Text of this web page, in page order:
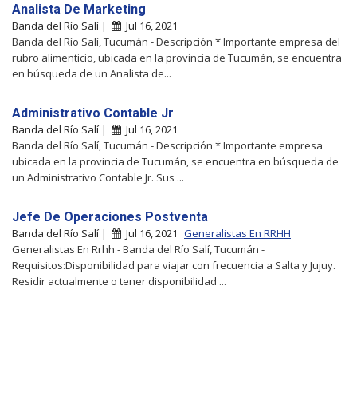
Analista De Marketing
Banda del Río Salí |
Jul 16, 2021
Banda del Río Salí, Tucumán - Descripción * Importante empresa del
rubro alimenticio, ubicada en la provincia de Tucumán, se encuentra
en búsqueda de un Analista de...
Administrativo Contable Jr
Banda del Río Salí |
Jul 16, 2021
Banda del Río Salí, Tucumán - Descripción * Importante empresa
ubicada en la provincia de Tucumán, se encuentra en búsqueda de
un Administrativo Contable Jr. Sus ...
Jefe De Operaciones Postventa
Banda del Río Salí | Jul 16, 2021 Generalistas En RRHH
Generalistas En Rrhh - Banda del Río Salí, Tucumán -
Requisitos:Disponibilidad para viajar con frecuencia a Salta y Jujuy.
Residir actualmente o tener disponibilidad ...